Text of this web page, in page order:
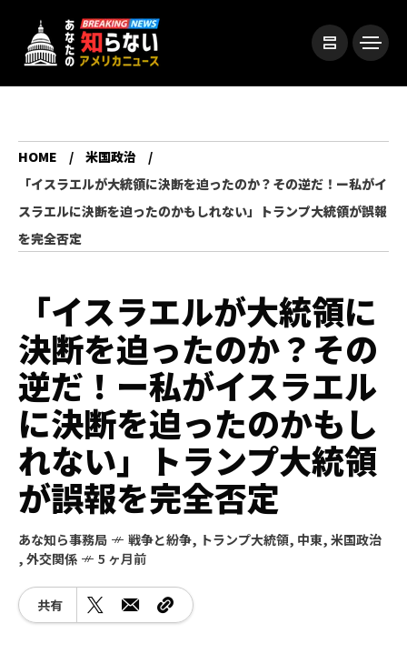
HOME
米国政治
「イスラエルが大統領に決断を迫ったのか？その逆だ！ー私がイ
スラエルに決断を迫ったのかもしれない」トランプ大統領が誤報
を完全否定
「イスラエルが大統領に
決断を迫ったのか？その
逆だ！ー私がイスラエル
に決断を迫ったのかもし
れない」トランプ大統領
が誤報を完全否定
あな知ら事務局 戦争と紛争, トランプ大統領, 中東, 米国政治
, 外交関係 5 ヶ月前
共有